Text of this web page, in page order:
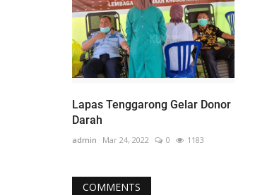
Lapas Tenggarong Gelar Donor
Darah
admin Mar 24, 2022 0 1183
COMMENTS